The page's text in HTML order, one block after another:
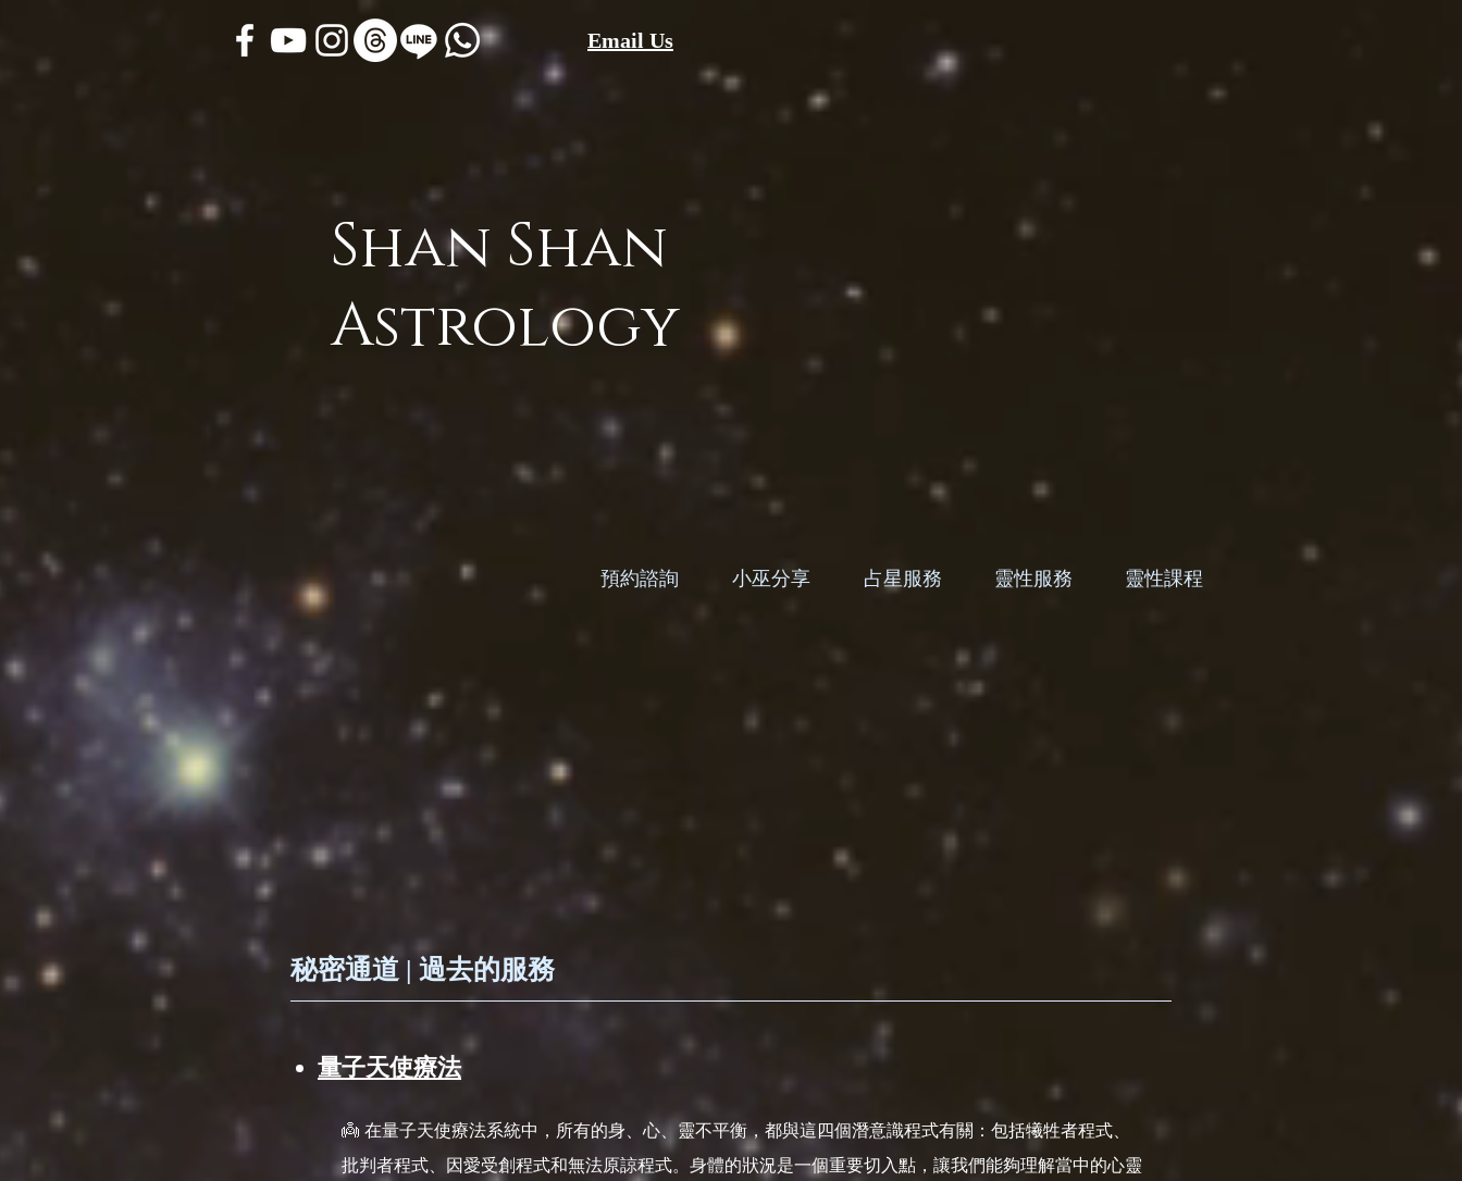
Email Us
Shan Shan
Astrology
預約諮詢 小巫分享 占星服務 靈性服務 靈性課程
​秘密通道 | 過去的服務
量子天使療法
👼 在量子天使療法系統中，所有的身、心、靈不平衡，都與這四個潛意識程式有關：包括犧牲者程式、
批判者程式、因愛受創程式和無法原諒程式。身體的狀況是一個重要切入點，讓我們能夠理解當中的心靈